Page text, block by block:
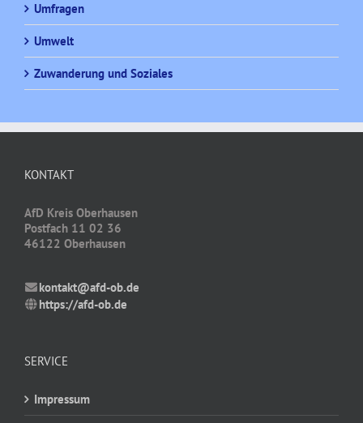
Umfragen
Umwelt
Zuwanderung und Soziales
KONTAKT
AfD Kreis Oberhausen
Postfach 11 02 36
46122 Oberhausen
kontakt@afd-ob.de
https://afd-ob.de
SERVICE
Impressum